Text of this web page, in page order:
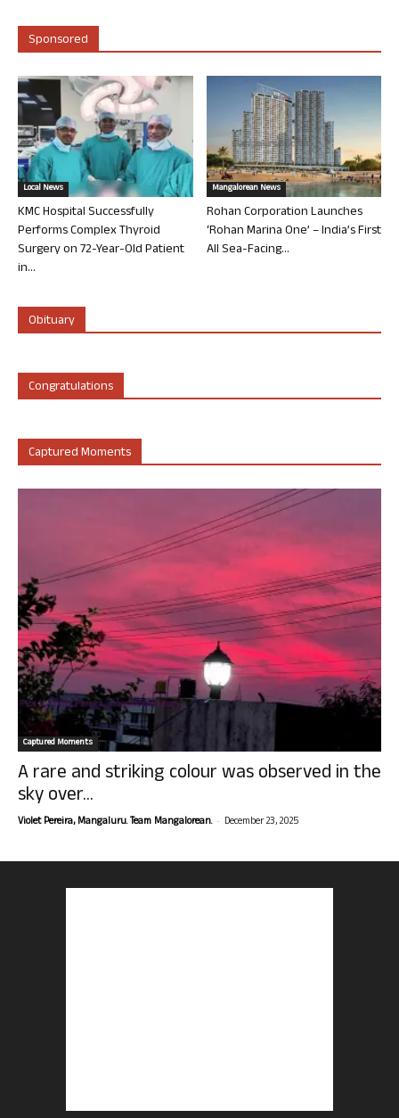
Sponsored
Local News
KMC Hospital Successfully
Performs Complex Thyroid
Surgery on 72-Year-Old Patient
in...
Mangalorean News
Rohan Corporation Launches
‘Rohan Marina One’ – India’s First
All Sea-Facing...
Obituary
Congratulations
Captured Moments
Captured Moments
A rare and striking colour was observed in the
sky over...
Violet Pereira, Mangaluru. Team Mangalorean. - December 23, 2025